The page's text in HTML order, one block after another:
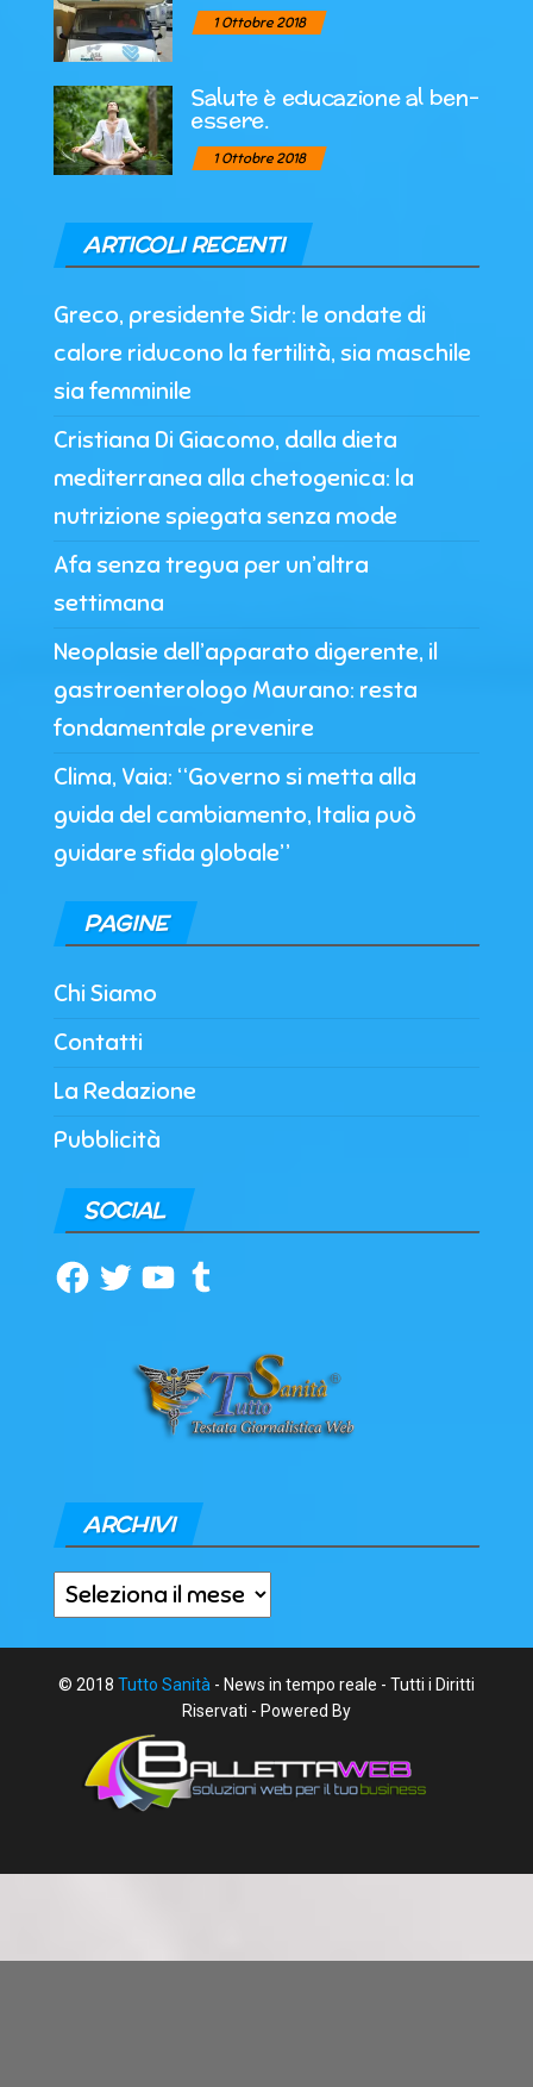
1 Ottobre 2018
Salute è educazione al ben-
essere.
1 Ottobre 2018
ARTICOLI RECENTI
Greco, presidente Sidr: le ondate di
calore riducono la fertilità, sia maschile
sia femminile
Cristiana Di Giacomo, dalla dieta
mediterranea alla chetogenica: la
nutrizione spiegata senza mode
Afa senza tregua per un’altra
settimana
Neoplasie dell’apparato digerente, il
gastroenterologo Maurano: resta
fondamentale prevenire
Clima, Vaia: “Governo si metta alla
guida del cambiamento, Italia può
guidare sfida globale”
PAGINE
Chi Siamo
Contatti
La Redazione
Pubblicità
SOCIAL
Facebook
TwitterYouTubeTumblr
ARCHIVI
Archivi
© 2018 Tutto Sanità - News in tempo reale - Tutti i Diritti
Riservati - Powered By